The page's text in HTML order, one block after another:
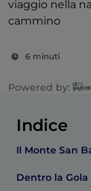
viaggio nella
cammino
6 minuti
Powered by:
Indice
Il Monte San
Dentro la